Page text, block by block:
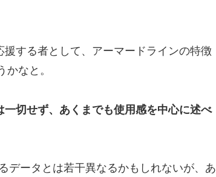
する者として、アーマードラインの特徴
なと。
切せず、あくまでも使用感を中心に述べ
データとは若干異なるかもしれないが、あ